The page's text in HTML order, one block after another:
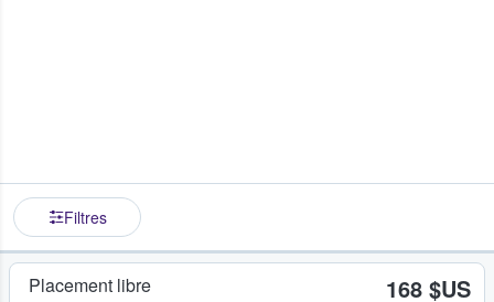
Filtres
Placement libre 168 $US